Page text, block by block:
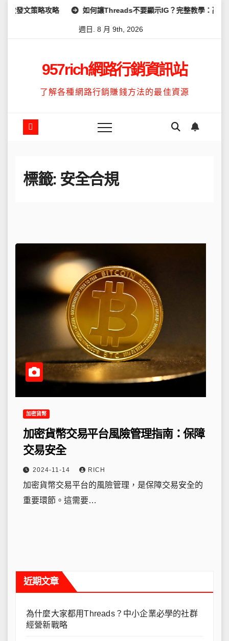
Skip
文策略攻略 如何讓Threads不要顯示IG？完整教學：高效管理
週日. 8 月 9th, 2026
957rich網路行銷資訊站
了解各種網路行銷賺錢方法的最佳資源
標籤: 安全合規
加密貨幣
加密貨幣交易平台風險管理指南：保障
交易安全
2024-11-14 RICH
加密貨幣交易平台的風險管理，是保障交易安全的
重要環節。這需要…
近期文章
為什麼大家都用Threads？中小企業必學的社群
經營新戰略